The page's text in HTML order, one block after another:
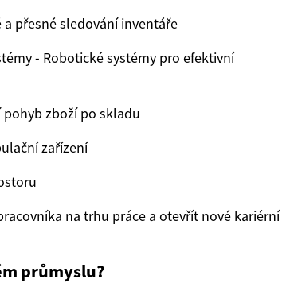
a přesné sledování inventáře
- Robotické systémy pro efektivní
zboží po skladu
zařízení
na trhu práce a otevřít nové kariérní
průmyslu?